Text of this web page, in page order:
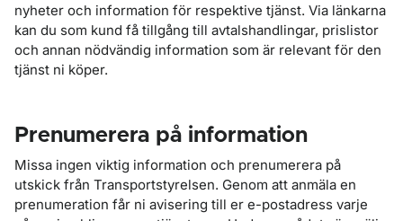
nyheter och information för respektive tjänst. Via länkarna
kan du som kund få tillgång till avtalshandlingar, prislistor
och annan nödvändig information som är relevant för den
tjänst ni köper.
Prenumerera på information
Missa ingen viktig information och prenumerera på
utskick från Transportstyrelsen. Genom att anmäla en
prenumeration får ni avisering till er e-postadress varje